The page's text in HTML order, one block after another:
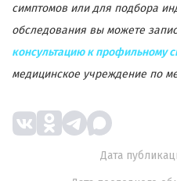
симптомов или для подбора
обследования вы можете
консультацию к профильному
медицинское учреждение по
Дата